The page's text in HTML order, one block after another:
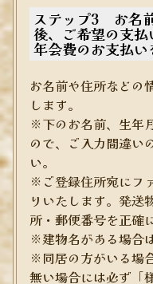
ステップ3 お名
後、ご希望の支
年会費のお支払い
お名前や住所などの
します。
※下のお名前、生年
ので、ご入力間違い
い。
※ご登録住所宛にフ
りいたします。発送
所・郵便番号を正確
※建物名がある場合
※同居の方がいる場
無い場合には必ず「